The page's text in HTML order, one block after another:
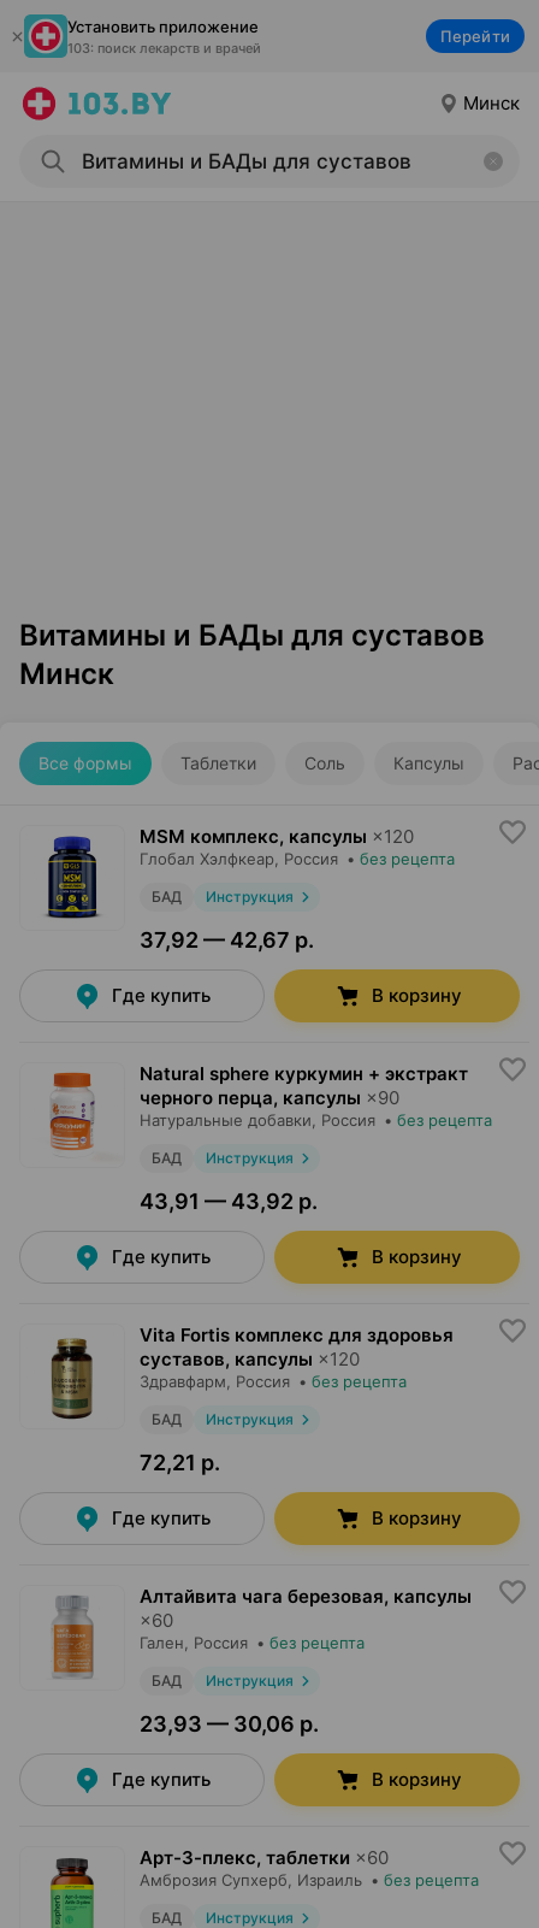
Установить приложение
103: поиск лекарств и врачей
Перейти
Минск
Витамины и БАДы для суставов
Минск
Все формы Таблетки Соль Капсулы
MSM комплекс, капсулы ×120
Глобал Хэлфкеар , Россия • без рецепта
БАД Инструкция
37,92 — 42,67 р.
Где купить В корзину
Natural sphere куркумин + экстракт
черного перца, капсулы ×90
Натуральные добавки , Россия • без рецепта
БАД Инструкция
43,91 — 43,92 р.
Где купить В корзину
Vita Fortis комплекс для здоровья
суставов, капсулы ×120
Здравфарм , Россия • без рецепта
БАД Инструкция
72,21 р.
Где купить В корзину
Алтайвита чага березовая, капсулы
×60
Гален , Россия • без рецепта
БАД Инструкция
23,93 — 30,06 р.
Где купить В корзину
Арт-3-плекс, таблетки ×60
Амброзия Супхерб , Израиль • без рецепта
БАД Инструкция